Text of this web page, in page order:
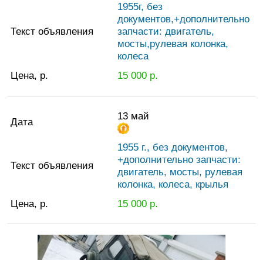
Текст объявления
1955г, без
документов,+дополнительно
запчасти: двигатель,
мосты,рулевая колонка,
колеса
Цена, р.
15 000р.
Дата 13 май
Текст объявления
1955 г., без документов,
+дополнительно запчасти:
двигатель, мосты, рулевая
колонка, колеса, крылья
Цена, р.
15 000р.